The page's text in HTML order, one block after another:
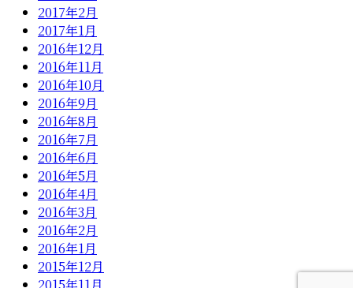
2017年2月
2017年1月
2016年12月
2016年11月
2016年10月
2016年9月
2016年8月
2016年7月
2016年6月
2016年5月
2016年4月
2016年3月
2016年2月
2016年1月
2015年12月